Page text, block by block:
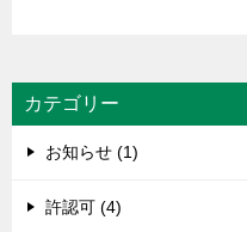
カテゴリー
お知らせ (1)
許認可 (4)